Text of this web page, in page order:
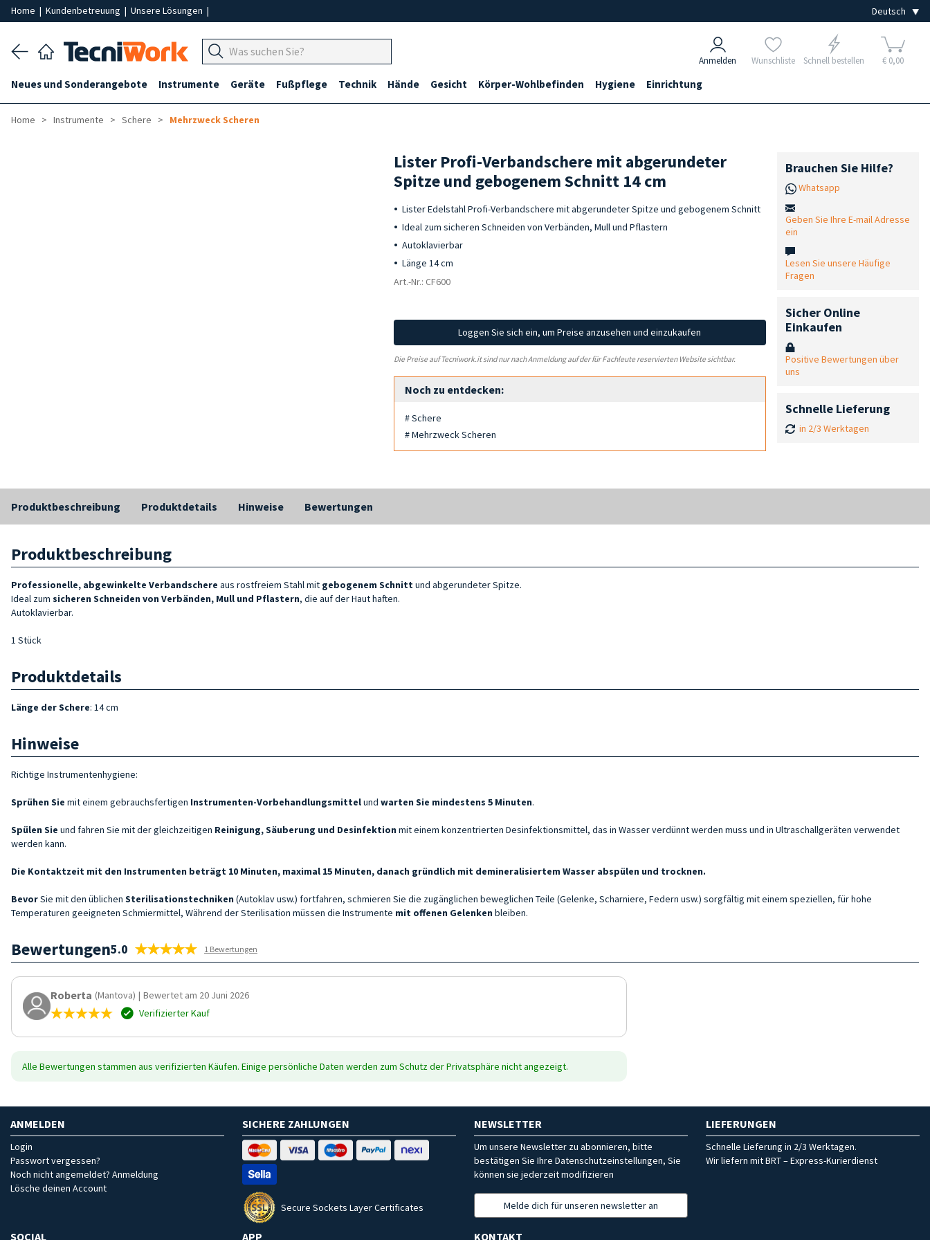
Home | Kundenbetreuung | Unsere Lösungen |
Anmelden Wunschliste Schnell bestellen € 0,00
Neues und Sonderangebote Instrumente Geräte Fußpflege Technik Hände Gesicht Körper-Wohlbefinden Hygiene Einrichtung
Home Instrumente Schere Mehrzweck Scheren
Lister Profi-Verbandschere mit abgerundeter
Spitze und gebogenem Schnitt 14 cm
Lister Edelstahl Profi-Verbandschere mit abgerundeter Spitze und gebogenem Schnitt
Ideal zum sicheren Schneiden von Verbänden, Mull und Pflastern
Autoklavierbar
Länge 14 cm
Art.-Nr.: CF600
Loggen Sie sich ein, um Preise anzusehen und einzukaufen
Die Preise auf Tecniwork.it sind nur nach Anmeldung auf der für Fachleute reservierten Website sichtbar.
Noch zu entdecken:
# Schere
# Mehrzweck Scheren
Brauchen Sie Hilfe?
Whatsapp
Geben Sie Ihre E-mail Adresse
ein
Lesen Sie unsere Häufige
Fragen
Sicher Online
Einkaufen
Positive Bewertungen über
uns
Schnelle Lieferung
in 2/3 Werktagen
Produktbeschreibung Produktdetails Hinweise Bewertungen
Produktbeschreibung
Professionelle, abgewinkelte Verbandschere aus rostfreiem Stahl mit gebogenem Schnittund abgerundeter Spitze.
Ideal zum sicheren Schneiden von Verbänden, Mull und Pflastern, die auf der Haut haften.
Autoklavierbar.
1 Stück
Produktdetails
Länge der Schere: 14 cm
Hinweise
Richtige Instrumentenhygiene:
Sprühen Sie mit einem gebrauchsfertigen Instrumenten-Vorbehandlungsmittelund warten Sie mindestens 5 Minuten.
Spülen Sie und fahren Sie mit der gleichzeitigen Reinigung, Säuberung und Desinfektion mit einem konzentrierten Desinfektionsmittel, das in Wasser verdünnt werden muss und in Ultraschallgeräten verwendet
werden kann.
Die Kontaktzeit mit den Instrumenten beträgt 10 Minuten, maximal 15 Minuten, danach gründlich mit demineralisiertem Wasser abspülen und trocknen.
BevorSie mit den üblichen Sterilisationstechniken (Autoklav usw.) fortfahren, schmieren Sie die zugänglichen beweglichen Teile (Gelenke, Scharniere, Federn usw.) sorgfältig mit einem speziellen, für hohe
Temperaturen geeigneten Schmiermittel, Während der Sterilisation müssen die Instrumente mit offenen Gelenken bleiben.
Bewertungen5.0 1 Bewertungen
Roberta (Mantova) | Bewertet am 20 Juni 2026
Verifizierter Kauf
Alle Bewertungen stammen aus verifizierten Käufen. Einige persönliche Daten werden zum Schutz der Privatsphäre nicht angezeigt.
ANMELDEN
Login
Passwort vergessen?
Noch nicht angemeldet? Anmeldung
Lösche deinen Account
SICHERE ZAHLUNGEN
Secure Sockets Layer Certificates
NEWSLETTER
Um unsere Newsletter zu abonnieren, bitte
bestätigen Sie Ihre Datenschutzeinstellungen, Sie
können sie jederzeit modifizieren
Melde dich für unseren newsletter an
LIEFERUNGEN
Schnelle Lieferung in 2/3 Werktagen.
Wir liefern mit BRT – Express-Kurierdienst
SOCIAL APP KONTAKT